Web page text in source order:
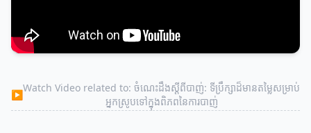
▶
Watch Video related to: ចំណេះដឹងស្តីពីបាញ់: ទីប្រឹក្សាដ៏មានតម្លៃសម្រាប់
អ្នកស្រូបទៅក្នុងពិភពនៃការបាញ់